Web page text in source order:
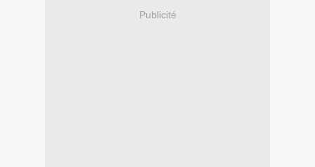
Publicité